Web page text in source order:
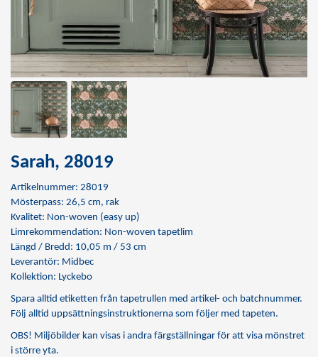
Sarah, 28019
Artikelnummer: 28019
Mösterpass: 26,5 cm, rak
Kvalitet: Non-woven (easy up)
Limrekommendation: Non-woven tapetlim
Längd / Bredd: 10,05 m / 53 cm
Leverantör: Midbec
Kollektion: Lyckebo
Spara alltid etiketten från tapetrullen med artikel- och batchnummer.
Följ alltid uppsättningsinstruktionerna som följer med tapeten.
OBS! Miljöbilder kan visas i andra färgställningar för att visa mönstret
i större yta.